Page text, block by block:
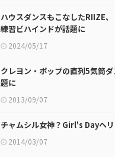
ハウスダンスもこなしたRIIZE
練習ビハインドが話題に
2024/05/17
クレヨン・ポップの直列5気筒
題に
2013/09/07
チャムシル女神？Girl's Dayヘ
2014/03/07